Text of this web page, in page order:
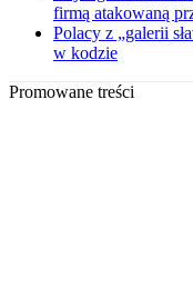
firmą atakowaną
Polacy z „galerii
w kodzie
Promowane treści